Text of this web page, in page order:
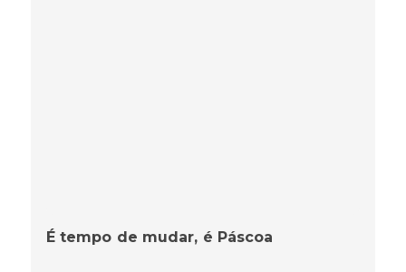
É tempo de mudar, é Páscoa